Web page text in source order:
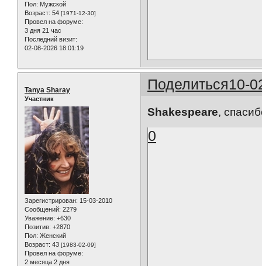
Пол: Мужской
Возраст: 54 [1971-12-30]
Провел на форуме:
3 дня 21 час
Последний визит:
02-08-2026 18:01:19
Поделиться10-
Tanya Sharay
Участник
Зарегистрирован: 15-03-2010
Сообщений: 2279
Уважение: +630
Позитив: +2870
Пол: Женский
Возраст: 43 [1983-02-09]
Провел на форуме:
2 месяца 2 дня
Shakespeare,
0